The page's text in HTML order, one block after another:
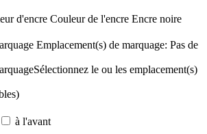
d'encre Couleur de l'encre Encre noire
Emplacement(s) de marquage: Pas de
Sélectionnez le ou les emplacement(s)
à l'avant